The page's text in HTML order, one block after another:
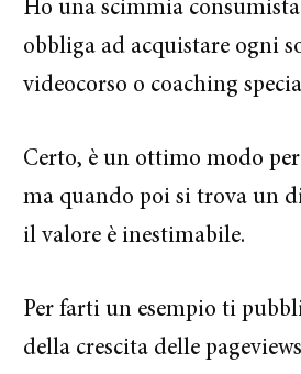
Ho una scimmia
obbliga ad acquistare ogni
videocorso o coaching
Certo, è un ottimo modo
ma quando poi si trova un
il valore è inestimabile.
Per farti un esempio ti
della crescita delle